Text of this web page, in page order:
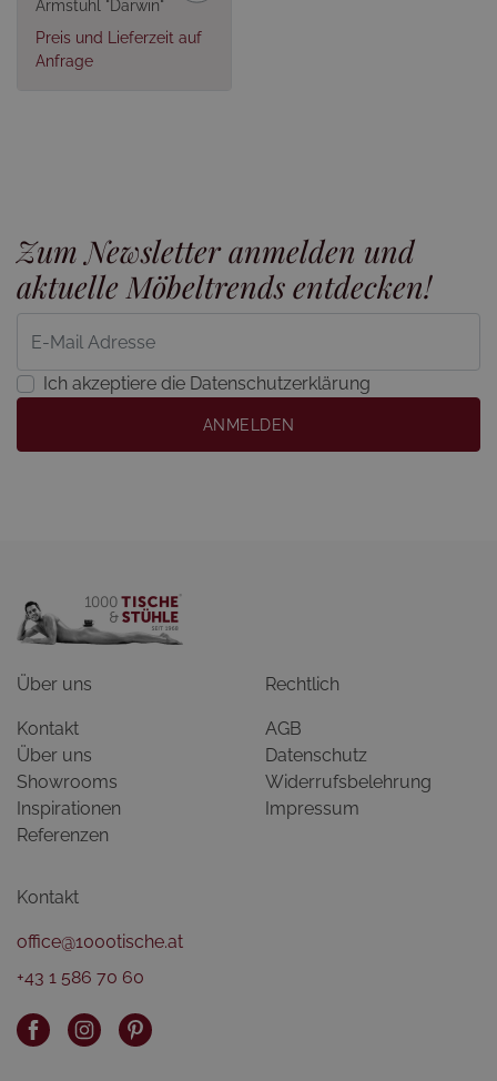
Armstuhl "Darwin"
Preis und Lieferzeit auf
Anfrage
Zum Newsletter anmelden und
aktuelle Möbeltrends entdecken!
Ich akzeptiere die Datenschutzerklärung
ANMELDEN
Über uns
Kontakt
Über uns
Showrooms
Inspirationen
Referenzen
Rechtlich
AGB
Datenschutz
Widerrufsbelehrung
Impressum
Kontakt
office@1000tische.at
+43 1 586 70 60